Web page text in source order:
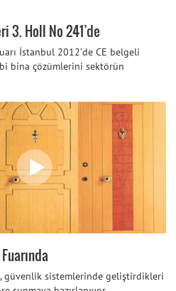
3. Holl No 241’de
İstanbul 2012’de CE belgeli
bina çözümlerini sektörün
güvenlik sistemlerinde geliştirdikleri